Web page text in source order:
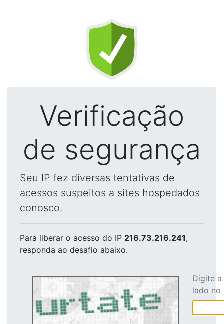
Verificação
de segurança
Seu IP fez diversas tentativas de
acessos suspeitos a sites hospedados
conosco.
Para liberar o acesso do IP 216.73.216.241,
responda ao desafio abaixo.
Digite
lado no